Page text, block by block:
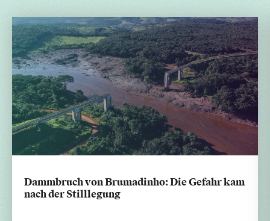
Dammbruch von Brumadinho: Die Gefahr kam
nach der Stilllegung